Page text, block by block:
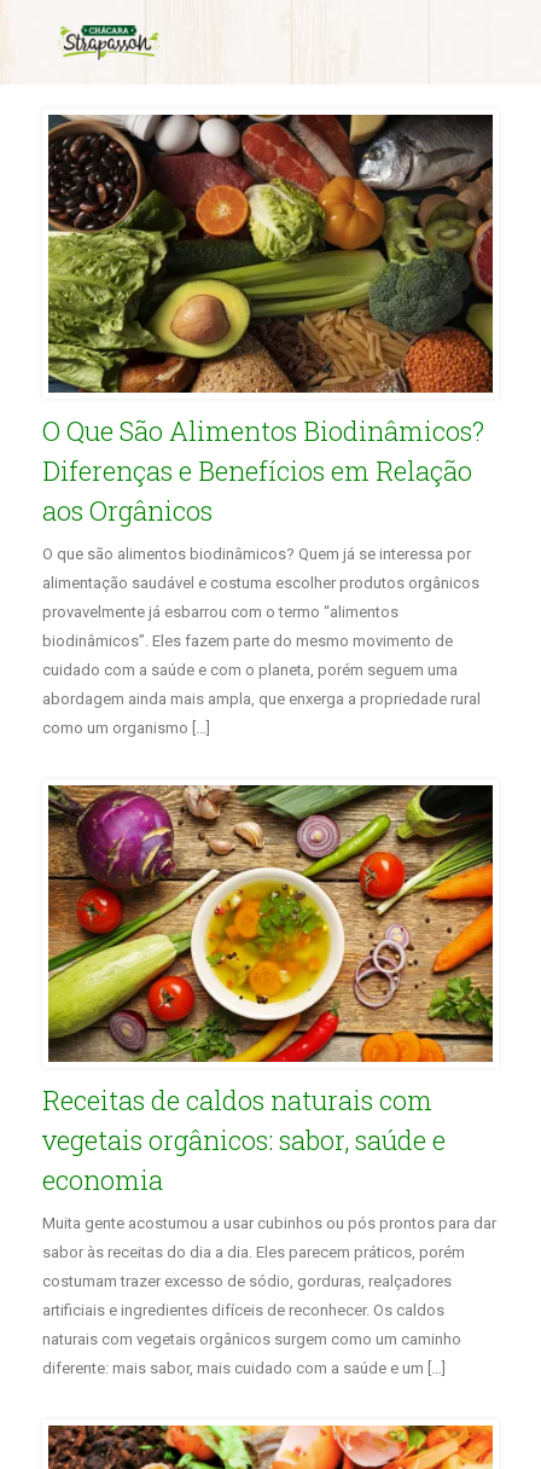
Category Archives:
O Que São Alimentos Biodinâmicos?
Diferenças e Benefícios em Relação
aos Orgânicos
O que são alimentos biodinâmicos? Quem já se interessa por
alimentação saudável e costuma escolher produtos orgânicos
provavelmente já esbarrou com o termo “alimentos
biodinâmicos”. Eles fazem parte do mesmo movimento de
cuidado com a saúde e com o planeta, porém seguem uma
abordagem ainda mais ampla, que enxerga a propriedade rural
como um organismo […]
Receitas de caldos naturais com
vegetais orgânicos: sabor, saúde e
economia
Muita gente acostumou a usar cubinhos ou pós prontos para dar
sabor às receitas do dia a dia. Eles parecem práticos, porém
costumam trazer excesso de sódio, gorduras, realçadores
artificiais e ingredientes difíceis de reconhecer. Os caldos
naturais com vegetais orgânicos surgem como um caminho
diferente: mais sabor, mais cuidado com a saúde e um […]